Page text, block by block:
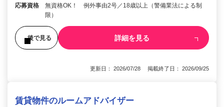
応募資格
無資格OK！ 例外事由2号／18歳以上（警備業法による制
限）
後で見る 詳細を見る
更新日： 2026/07/28 掲載終了日： 2026/09/25
賃貸物件のルームアドバイザー